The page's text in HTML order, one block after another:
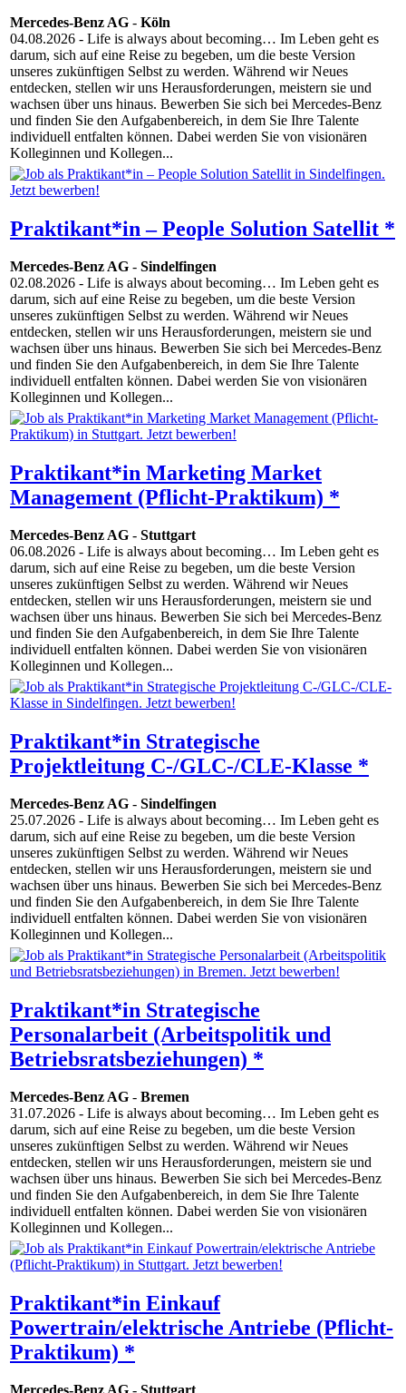
Mercedes-Benz AG - Köln
04.08.2026 - Life is always about becoming… Im Leben geht es
darum, sich auf eine Reise zu begeben, um die beste Version
unseres zukünftigen Selbst zu werden. Während wir Neues
entdecken, stellen wir uns Herausforderungen, meistern sie und
wachsen über uns hinaus. Bewerben Sie sich bei Mercedes-Benz
und finden Sie den Aufgabenbereich, in dem Sie Ihre Talente
individuell entfalten können. Dabei werden Sie von visionären
Kolleginnen und Kollegen...
Praktikant*in – People Solution Satellit *
Mercedes-Benz AG - Sindelfingen
02.08.2026 - Life is always about becoming… Im Leben geht es
darum, sich auf eine Reise zu begeben, um die beste Version
unseres zukünftigen Selbst zu werden. Während wir Neues
entdecken, stellen wir uns Herausforderungen, meistern sie und
wachsen über uns hinaus. Bewerben Sie sich bei Mercedes-Benz
und finden Sie den Aufgabenbereich, in dem Sie Ihre Talente
individuell entfalten können. Dabei werden Sie von visionären
Kolleginnen und Kollegen...
Praktikant*in Marketing Market
Management (Pflicht-Praktikum) *
Mercedes-Benz AG - Stuttgart
06.08.2026 - Life is always about becoming… Im Leben geht es
darum, sich auf eine Reise zu begeben, um die beste Version
unseres zukünftigen Selbst zu werden. Während wir Neues
entdecken, stellen wir uns Herausforderungen, meistern sie und
wachsen über uns hinaus. Bewerben Sie sich bei Mercedes-Benz
und finden Sie den Aufgabenbereich, in dem Sie Ihre Talente
individuell entfalten können. Dabei werden Sie von visionären
Kolleginnen und Kollegen...
Praktikant*in Strategische
Projektleitung C-/GLC-/CLE-Klasse *
Mercedes-Benz AG - Sindelfingen
25.07.2026 - Life is always about becoming… Im Leben geht es
darum, sich auf eine Reise zu begeben, um die beste Version
unseres zukünftigen Selbst zu werden. Während wir Neues
entdecken, stellen wir uns Herausforderungen, meistern sie und
wachsen über uns hinaus. Bewerben Sie sich bei Mercedes-Benz
und finden Sie den Aufgabenbereich, in dem Sie Ihre Talente
individuell entfalten können. Dabei werden Sie von visionären
Kolleginnen und Kollegen...
Praktikant*in Strategische
Personalarbeit (Arbeitspolitik und
Betriebsratsbeziehungen) *
Mercedes-Benz AG - Bremen
31.07.2026 - Life is always about becoming… Im Leben geht es
darum, sich auf eine Reise zu begeben, um die beste Version
unseres zukünftigen Selbst zu werden. Während wir Neues
entdecken, stellen wir uns Herausforderungen, meistern sie und
wachsen über uns hinaus. Bewerben Sie sich bei Mercedes-Benz
und finden Sie den Aufgabenbereich, in dem Sie Ihre Talente
individuell entfalten können. Dabei werden Sie von visionären
Kolleginnen und Kollegen...
Praktikant*in Einkauf
Powertrain/elektrische Antriebe (Pflicht-
Praktikum) *